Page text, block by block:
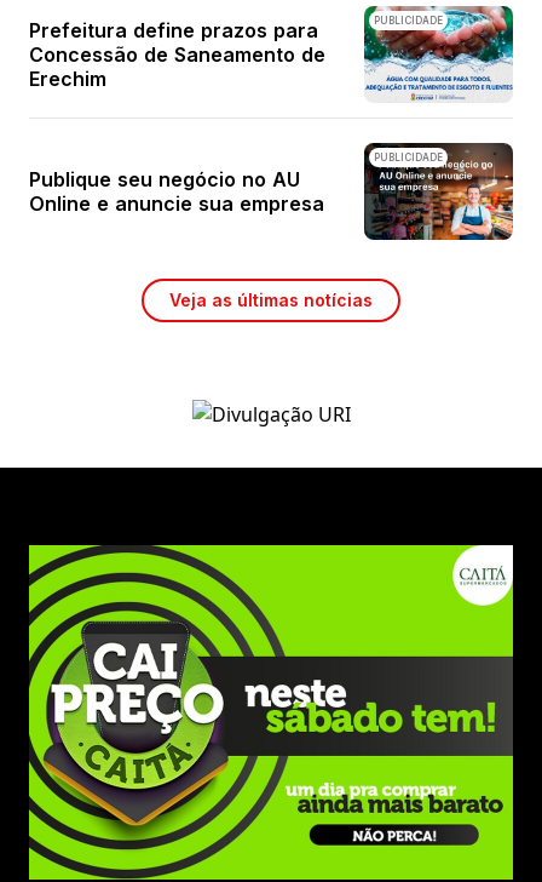
PUBLICIDADE
Prefeitura define prazos para
Concessão de Saneamento de
Erechim
PUBLICIDADE
Publique seu negócio no AU
Online e anuncie sua empresa
Veja as últimas notícias